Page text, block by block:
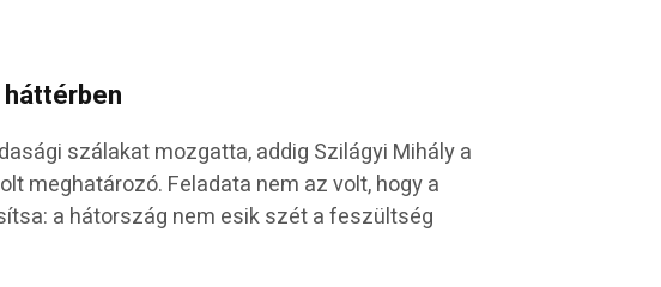
szálakat mozgatta, addig Szilágyi Mihály a
meghatározó. Feladata nem az volt, hogy a
a hátország nem esik szét a feszültség